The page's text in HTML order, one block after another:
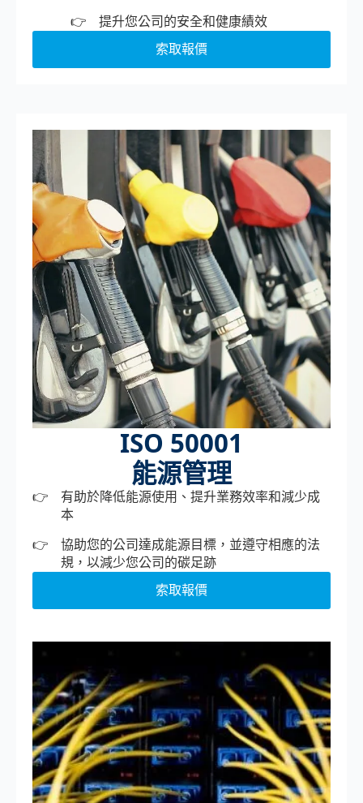
提升您公司的安全和健康績效
索取報價
ISO 50001
能源管理
有助於降低能源使用、提升業務效率和減少成
本
協助您的公司達成能源目標，並遵守相應的法
規，以減少您公司的碳足跡
索取報價